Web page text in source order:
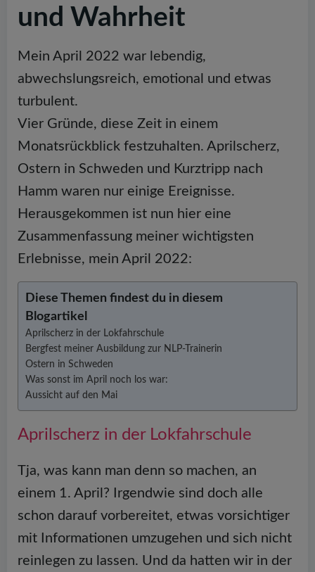
und Wahrheit
Mein April 2022 war lebendig,
abwechslungsreich, emotional und etwas
turbulent.
Vier Gründe, diese Zeit in einem
Monatsrückblick festzuhalten. Aprilscherz,
Ostern in Schweden und Kurztripp nach
Hamm waren nur einige Ereignisse.
Herausgekommen ist nun hier eine
Zusammenfassung meiner wichtigsten
Erlebnisse, mein April 2022:
Diese Themen findest du in diesem
Blogartikel
Aprilscherz in der Lokfahrschule
Bergfest meiner Ausbildung zur NLP-Trainerin
Ostern in Schweden
Was sonst im April noch los war:
Aussicht auf den Mai
Aprilscherz in der Lokfahrschule
Tja, was kann man denn so machen, an
einem 1. April? Irgendwie sind doch alle
schon darauf vorbereitet, etwas vorsichtiger
mit Informationen umzugehen und sich nicht
reinlegen zu lassen. Und da hatten wir in der